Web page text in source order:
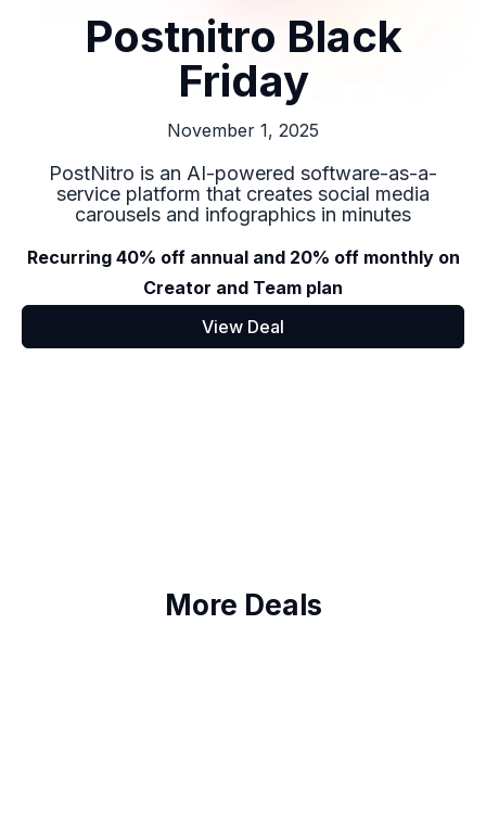
Postnitro Black
Friday
November 1, 2025
PostNitro is an AI-powered software-as-a-
service platform that creates social media
carousels and infographics in minutes
Recurring 40% off annual and 20% off monthly on
Creator and Team plan
View Deal
More Deals